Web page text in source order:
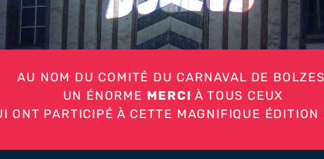
AU NOM DU COMITÉ DU CARNAVAL DE
UN ÉNORME MERCI À TOUS CEUX
ONT PARTICIPÉ À CETTE MAGNIFIQUE